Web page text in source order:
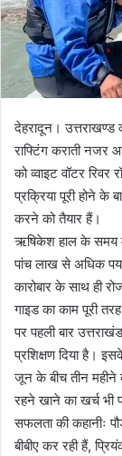
देहरादून। उत्तराखण्ड
राफ्टिंग कराती नजर
को व्वाइट वॉटर रिवर
प्रक्रिया पूरी होने के
करने को तैयार हैं।
ऋषिकेश हाल के समय
पांच लाख से अधिक
कारोबार के साथ ही
गाइड का काम पूरी
पर पहली बार
प्रशिक्षण दिया है।
जून के बीच तीन महीने
रहने खाने का खर्च भी
सफलता की कहानीः
बीबीए कर रही हैं,